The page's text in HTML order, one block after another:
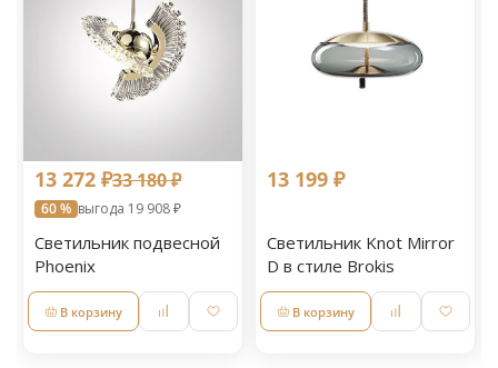
13 272 ₽33 180 ₽
60 % выгода 19 908 ₽
Светильник подвесной
Phoenix
В корзину
13 199 ₽
Светильник Knot Mirror
D в стиле Brokis
В корзину